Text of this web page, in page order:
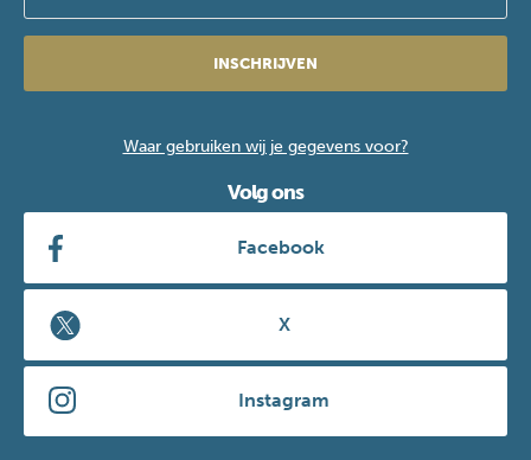
INSCHRIJVEN
Waar gebruiken wij je gegevens voor?
Volg ons
Facebook
X
Instagram